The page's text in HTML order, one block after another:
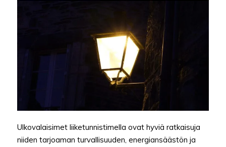
Ulkovalaisimet liiketunnistimella ovat hyviä ratkaisuja
niiden tarjoaman turvallisuuden, energiansäästön ja